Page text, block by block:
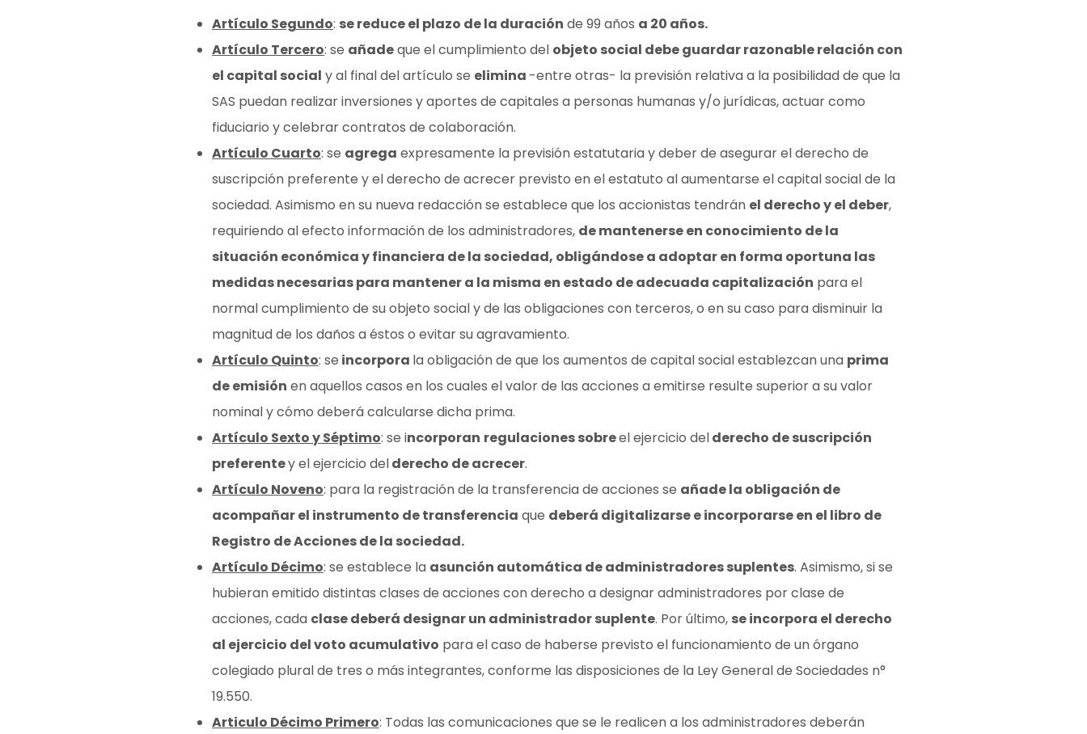
Artículo Segundo: se reduce el plazo de la duración de 99 años a 20 años.
Artículo Tercero: se añadeque el cumplimiento del objeto social debe guardar razonable relación con
el capital social y al final del artículo se elimina -entre otras- la previsión relativa a la posibilidad de que la
SAS puedan realizar inversiones y aportes de capitales a personas humanas y/o jurídicas, actuar como
fiduciario y celebrar contratos de colaboración.
Artículo Cuarto: se agrega expresamente la previsión estatutaria y deber de asegurar el derecho de
suscripción preferente y el derecho de acrecer previsto en el estatuto al aumentarse el capital social de la
sociedad. Asimismo en su nueva redacción se establece que los accionistas tendrán el derecho y el deber,
requiriendo al efecto información de los administradores, de mantenerse en conocimiento de la
situación económica y financiera de la sociedad, obligándose a adoptar en forma oportuna las
medidas necesarias para mantener a la misma en estado de adecuada capitalización para el
normal cumplimiento de su objeto social y de las obligaciones con terceros, o en su caso para disminuir la
magnitud de los daños a éstos o evitar su agravamiento.
Artículo Quinto: se incorpora la obligación de que los aumentos de capital social establezcan una prima
de emisión en aquellos casos en los cuales el valor de las acciones a emitirse resulte superior a su valor
nominal y cómo deberá calcularse dicha prima.
Artículo Sexto y Séptimo: se incorporan regulaciones sobreel ejercicio delderecho de suscripción
preferentey el ejercicio delderecho de acrecer.
Artículo Noveno: para la registración de la transferencia de acciones se añade la obligación de
acompañar el instrumento de transferencia que deberá digitalizarse e incorporarse en el libro de
Registro de Acciones de la sociedad.
Artículo Décimo: se establece la asunción automática de administradores suplentes. Asimismo, si se
hubieran emitido distintas clases de acciones con derecho a designar administradores por clase de
acciones, cada clase deberá designar un administrador suplente. Por último, se incorpora el derecho
al ejercicio del voto acumulativo para el caso de haberse previsto el funcionamiento de un órgano
colegiado plural de tres o más integrantes, conforme las disposiciones de la Ley General de Sociedades n°
19.550.
Articulo Décimo Primero: Todas las comunicaciones que se le realicen a los administradores deberán